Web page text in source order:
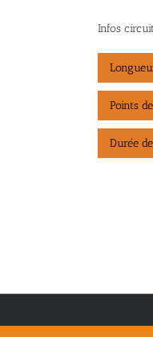
Infos
Points
Durée